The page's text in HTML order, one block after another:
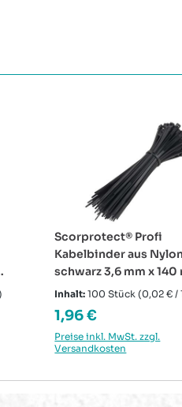
Scorprotect® Profi
Kabelbinder aus Nylon
schwarz 3,6 mm x 140
Beutel mit 100 Stück
Inhalt:100 Stück(0,02 € /
Regulärer Preis:
1,96 €
Preise inkl. MwSt. zzgl.
Versandkosten